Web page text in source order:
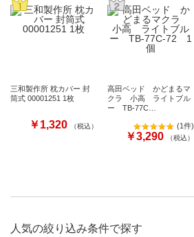
三和製作所 枕カバー 封
筒式 00001251 1枚
￥1,320 （税込）
高田ベッド かどまるマ
クラ 小高 ライトブル
ー TB-77C…
(1件)
￥3,290 （税込）
人気の絞り込み条件で探す